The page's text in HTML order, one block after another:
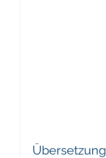
Übersetzung